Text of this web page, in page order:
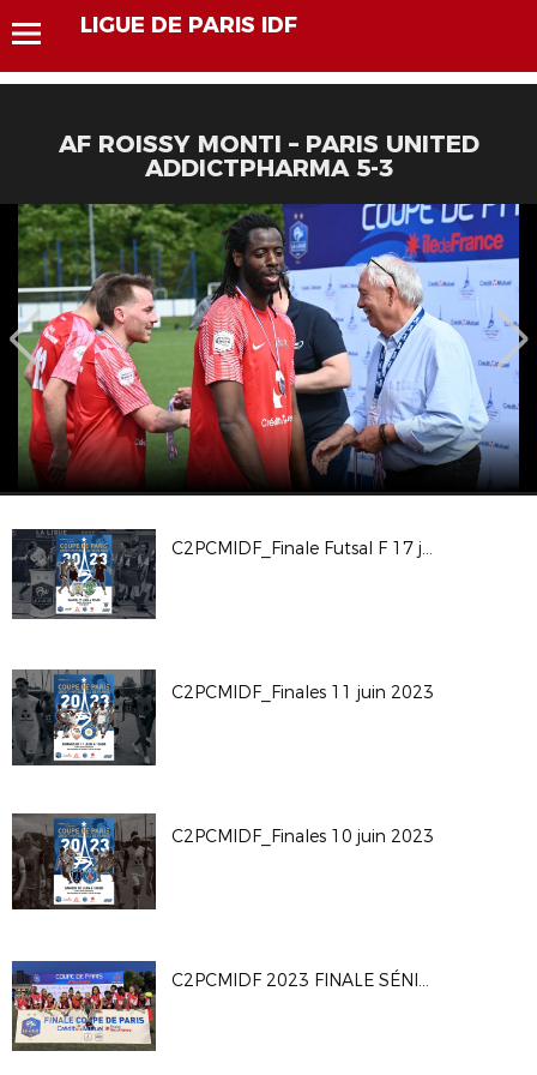
LIGUE DE PARIS IDF
AF ROISSY MONTI – PARIS UNITED
ADDICTPHARMA 5-3
C2PCMIDF_Finale Futsal F 17 juin 2023
C2PCMIDF_Finales 11 juin 2023
C2PCMIDF_Finales 10 juin 2023
C2PCMIDF 2023 FINALE SÉNIORS F